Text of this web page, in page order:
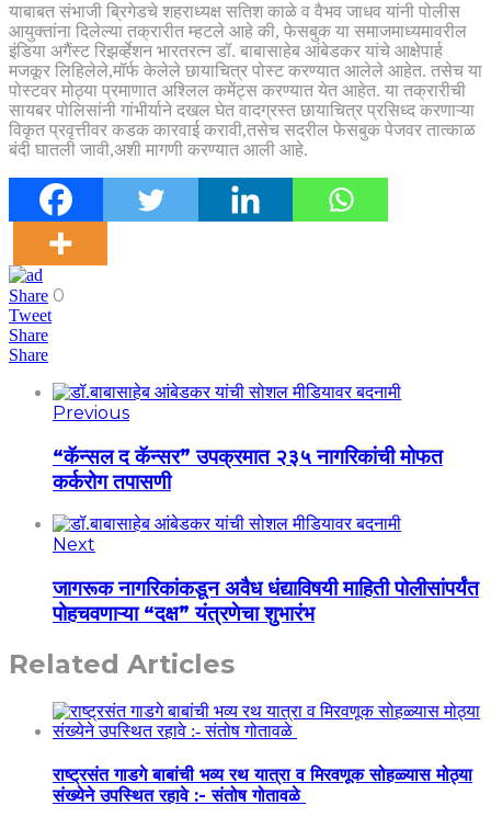
याबाबत संभाजी ब्रिगेडचे शहराध्यक्ष सतिश काळे व वैभव जाधव यांनी पोलीस
आयुक्तांना दिलेल्या तक्रारीत म्हटले आहे की, फेसबुक या समाजमाध्यमावरील
इंडिया अगैंस्ट रिझर्व्हेशन भारतरत्न डॉ. बाबासाहेब आंबेडकर यांचे आक्षेपार्ह
मजकूर लिहिलेले,मॉर्फ केलेले छायाचित्र पोस्ट करण्यात आलेले आहेत. तसेच या
पोस्टवर मोठ्या प्रमाणात अश्‍लिल कमेंट्स करण्यात येत आहेत. या तक्रारीची
सायबर पोलिसांनी गांभीर्याने दखल घेत वादग्रस्त छायाचित्र प्रसिध्द करणाऱ्या
विकृत प्रवृत्तीवर कडक कारवाई करावी,तसेच सदरील फेसबुक पेजवर तात्काळ
बंदी घातली जावी,अशी मागणी करण्यात आली आहे.
Share 0
Tweet
Share
Share
Previous
“कॅन्सल द कॅन्सर” उपक्रमात २३५ नागरिकांची मोफत
कर्करोग तपासणी
Next
जागरूक नागरिकांकडून अवैध धंद्याविषयी माहिती पोलीसांपर्यंत
पोहचवणाऱ्या “दक्ष” यंत्रणेचा शुभारंभ
Related Articles
राष्ट्रसंत गाडगे बाबांची भव्य रथ यात्रा व मिरवणूक सोहळ्यास मोठ्या
संख्येने उपस्थित रहावे :- संतोष गोतावळे